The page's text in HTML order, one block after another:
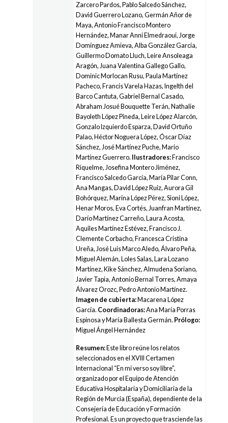
Zarcero Pardos, Pablo Salcedo Sánchez,
David Guerrero Lozano, Germán Añor de
Maya, Antonio Francisco Montero
Hernández, Manar Anni Elmedraoui, Jorge
Domínguez Amieva, Alba González García,
Guillermo Domato Lluch, Leire Ansoleaga
Aragón, Juana Valentina Gallego Gallo,
Dominic Morlocan Rusu, Paula Martínez
Pacheco, Francis Varela Hazas, Ingelth del
Barco Cantuta, Gabriel Bernal Casado,
Abraham Josué Bouquette Terán, Nathalie
Bayoleth López Pineda, Leire López Alarcón,
Gonzalo Izquierdo Esparza, David Ortuño
Palao, Héctor Noguera López, Óscar Díaz
Sánchez, José Martínez Puche, Mario
Martínez Guerrero.
Ilustradores: Francisco
Riquelme, Josefina Montero Jiménez,
Francisco Salcedo García, María Pilar Conn,
Ana Mangas, David López Ruiz, Aurora Gil
Bohórquez, Marina López Pérez, Sioni López,
Henar Moros, Eva Cortés, Juanfran Martínez,
Darío Martínez Carreño, Laura Acosta,
Aquiles Martínez Estévez, Francisco J.
Clemente Corbacho, Francesca Cristina
Ureña, José Luis Marco Aledo, Álvaro Peña,
Miguel Alemán, Loles Salas, Lara Lozano
Martínez, Kike Sánchez, Almudena Soriano,
Javier Tapia, Antonio Bernal Torres, Amaya
Álvarez Orozc, Pedro Antonio Martínez.
Imagen de cubierta: Macarena López
García. Coordinadoras:Ana María Porras
Espinosa y María Ballesta Germán. Prólogo:
Miguel Ángel Hernández
Resumen: Este libro reúne los relatos
seleccionados en el XVIII Certamen
Internacional “En mi verso soy libre”,
organizado por el Equipo de Atención
Educativa Hospitalaria y Domiciliaria de la
Región de Murcia (España), dependiente de la
Consejería de Educación y Formación
Profesional. Es un proyecto que trasciende las